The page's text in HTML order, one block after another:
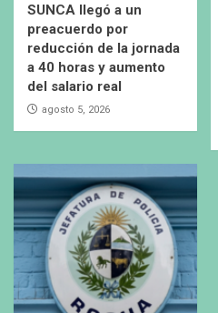
SUNCA llegó a un
preacuerdo por
reducción de la jornada
a 40 horas y aumento
del salario real
agosto 5, 2026